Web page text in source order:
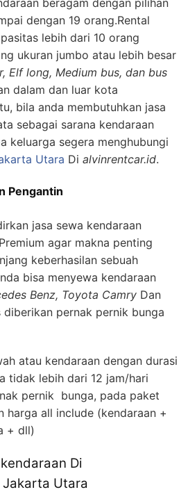
dengan 19 orang.Rental
lebih dari 10 orang
ukuran jumbo atau lebih besar
Elf long, Medium bus, dan bus
dalam dan luar kota
bila anda membutuhkan jasa
sebagai sarana kendaraan
keluarga segera menghubungi
Utara Di alvinrentcar.id.
Pengantin
jasa sewa kendaraan
agar makna penting
keberhasilan sebuah
bisa menyewa kendaraan
Benz, Toyota Camry Dan
diberikan pernak pernik bunga
atau kendaraan dengan durasi
tidak lebih dari 12 jam/hari
pernik bunga, pada paket
harga all include (kendaraan +
+ dll)
Di
Jakarta Utara